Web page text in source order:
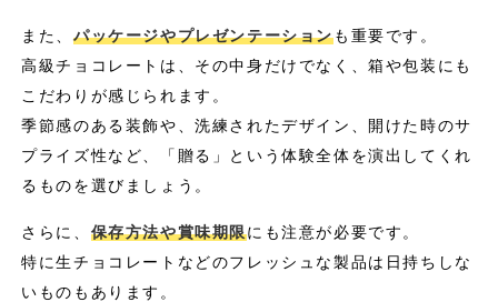
また、 パッケージやプレゼンテーションも重要です。
高級チョコレートは、その中身だけでなく、箱や包装にも
こだわりが感じられます。
季節感のある装飾や、洗練されたデザイン、開けた時のサ
プライズ性など、「贈る」という体験全体を演出してくれ
るものを選びましょう。
さらに、 保存方法や賞味期限にも注意が必要です。
特に生チョコレートなどのフレッシュな製品は日持ちしな
いものもあります。